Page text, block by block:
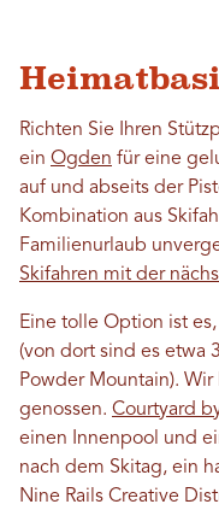
Richten Sie Ihren
ein Ogden für eine
auf und abseits der
Kombination aus
Familienurlaub
Skifahren mit der
Eine tolle Option ist
(von dort sind es etwa
Powder Mountain).
genossen. Courtyard
einen Innenpool und
nach dem Skitag, ein
Nine Rails Creative